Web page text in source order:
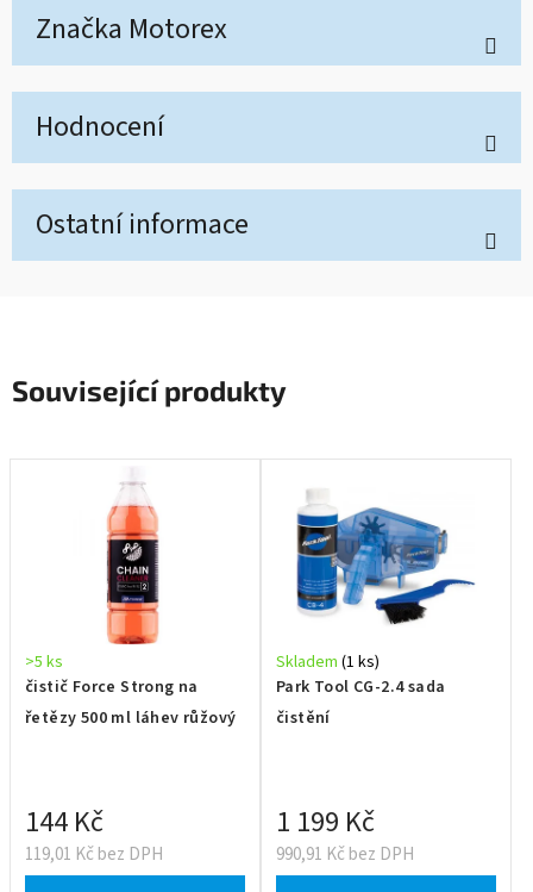
Značka Motorex
Hodnocení
Ostatní informace
Související produkty
čistič Force Strong na
řetězy 500 ml láhev růžový
>5 ks
119,01 Kč bez DPH
144 Kč
Park Tool CG-2.4 sada
čistění
Skladem (1 ks)
990,91 Kč bez DPH
1 199 Kč